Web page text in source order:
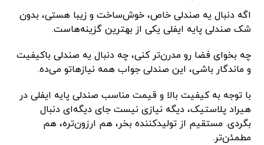
اگه دنبال یه صندلی خاص، خوش‌ساخت و زیبا هستی، بدون
شک صندلی پایه ایفلی یکی از بهترین گزینه‌هاست.
چه بخوای فضا رو مدرن‌تر کنی، چه دنبال یه صندلی باکیفیت
و ماندگار باشی، این صندلی جواب همه نیاز‌هاتو می‌ده.
با توجه به کیفیت بالا و قیمت مناسب صندلی پایه ایفلی در
هیراد پلاستیک، دیگه نیازی نیست جای دیگه‌ای دنبال
بگردی. مستقیم از تولیدکننده بخر، هم ارزون‌تره، هم
مطمئن‌تر.